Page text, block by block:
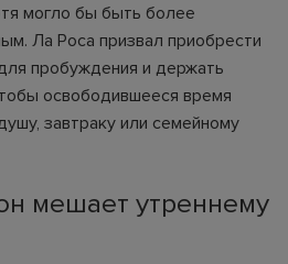
могло бы быть более
Ла Роса призвал приобрести
пробуждения и держать
освободившееся время
завтраку или семейному
мешает утреннему